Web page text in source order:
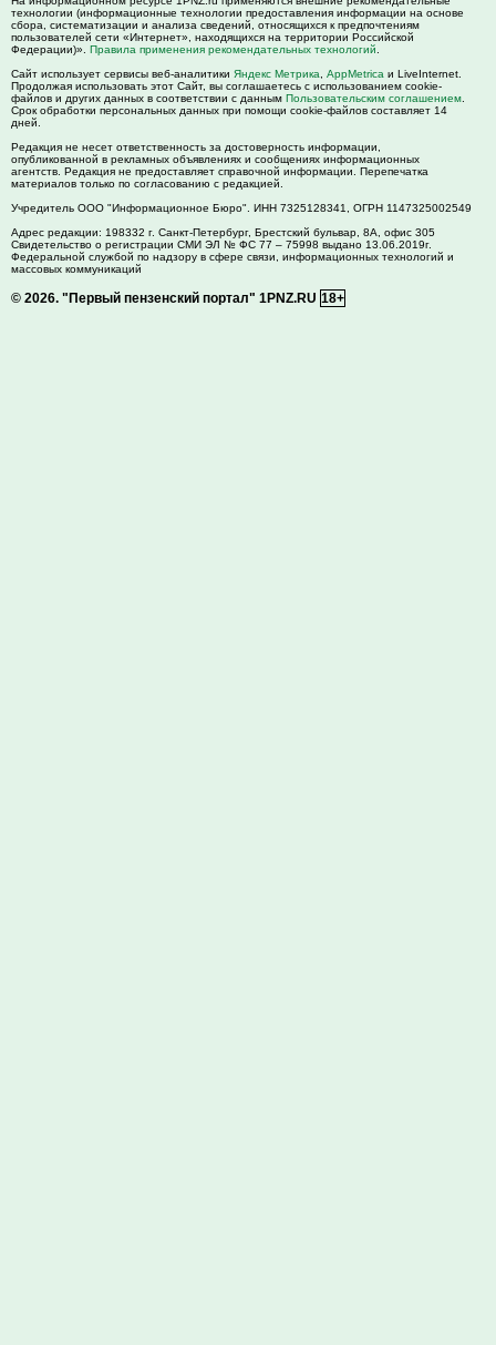
технологии (информационные технологии предоставления информации на основе
сбора, систематизации и анализа сведений, относящихся к предпочтениям
пользователей сети «Интернет», находящихся на территории Российской
Федерации)». Правила применения рекомендательных технологий
Сайт использует сервисы веб-аналитики Яндекс Метрика AppMetrica и LiveInternet.
Продолжая использовать этот Сайт, вы соглашаетесь с использованием cookie-
файлов и других данных в соответствии с данным Пользовательским соглашением
Срок обработки персональных данных при помощи cookie-файлов составляет 14
дней.
Редакция не несет ответственность за достоверность информации,
опубликованной в рекламных объявлениях и сообщениях информационных
агентств. Редакция не предоставляет справочной информации. Перепечатка
материалов только по согласованию с редакцией.
Учредитель ООО "Информационное Бюро". ИНН 7325128341, ОГРН 1147325002549
Адрес редакции: 198332 г. Санкт-Петербург, Брестский бульвар, 8А, офис 305
Свидетельство о регистрации СМИ ЭЛ № ФС 77 – 75998 выдано 13.06.2019г.
Федеральной службой по надзору в сфере связи, информационных технологий и
массовых коммуникаций
© 2026. "Первый пензенский портал" 1PNZ.RU 18+